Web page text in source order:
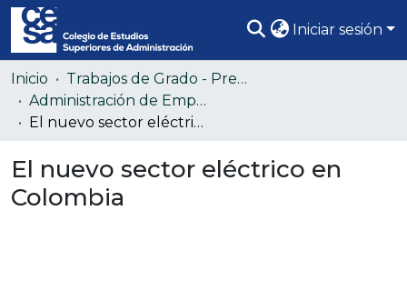
Iniciar sesión
Comunidades
Todo DSpace
Inicio
Trabajos de Grado - Pregrado
Administración de Empresas (Colección confidencial)
El nuevo sector eléctrico en Colombia
El nuevo sector eléctrico en
Colombia